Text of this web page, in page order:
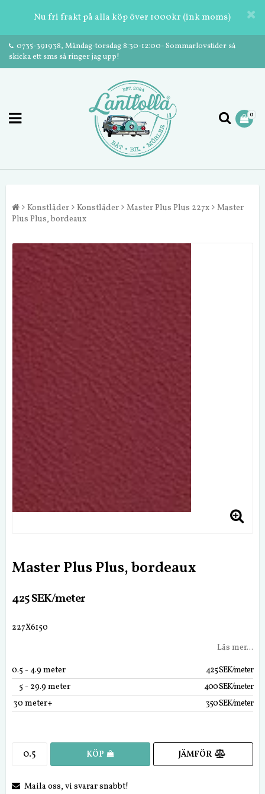
Nu fri frakt på alla köp över 1000kr (ink moms)
0735-391938, Måndag-torsdag 8:30-12:00- Sommarlovstider så
skicka ett sms så ringer jag upp!
0
Konstläder Konstläder Master Plus Plus 227x
Master
Plus Plus, bordeaux
Master Plus Plus, bordeaux
425 SEK/meter
227X6150
Läs mer...
0.5 - 4.9 meter
425 SEK/meter
5 - 29.9 meter
400 SEK/meter
30 meter+ 350 SEK/meter
KÖP JÄMFÖR
Maila oss, vi svarar snabbt!